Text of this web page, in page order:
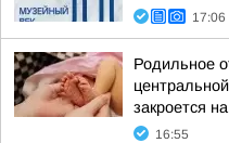
17:06
Родильное
закроется
16:55